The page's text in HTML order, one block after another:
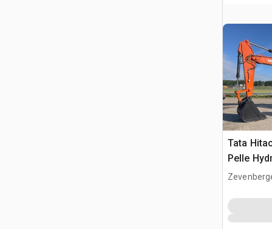
Tata
Pelle